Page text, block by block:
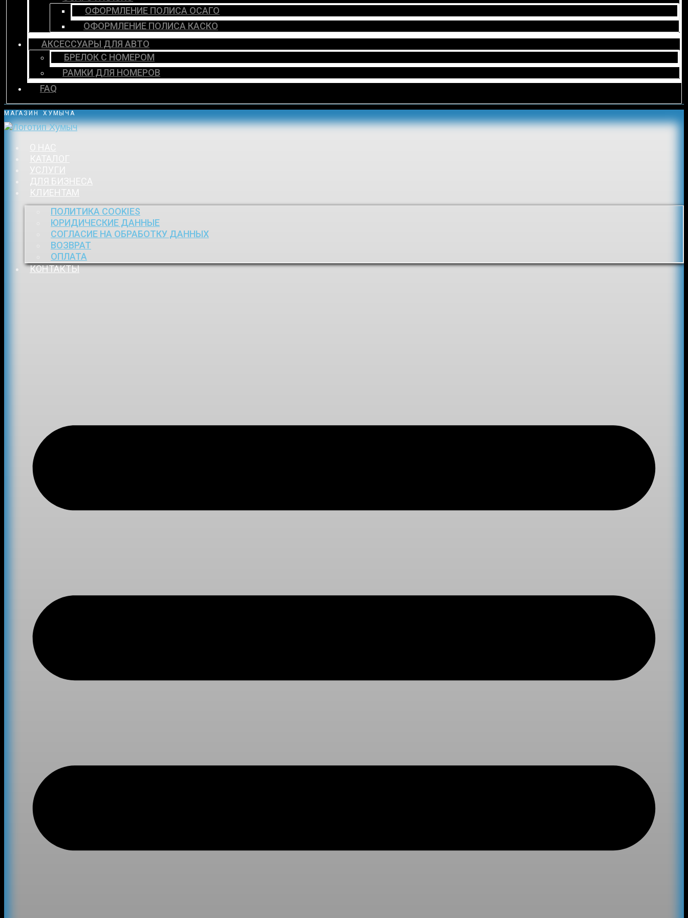
ОФОРМЛЕНИЕ ПОЛИСА ОСАГО
ОФОРМЛЕНИЕ ПОЛИСА КАСКО
АКСЕССУАРЫ ДЛЯ АВТО
БРЕЛОК С НОМЕРОМ
РАМКИ ДЛЯ НОМЕРОВ
FAQ
МАГАЗИН ХУМЫЧА
КАТАЛОГ
УСЛУГИ
ДЛЯ БИЗНЕСА
КЛИЕНТАМ
ПОЛИТИКА COOKIES
ЮРИДИЧЕСКИЕ ДАННЫЕ
СОГЛАСИЕ НА ОБРАБОТКУ ДАННЫХ
ВОЗВРАТ
ОПЛАТА
КОНТАКТЫ